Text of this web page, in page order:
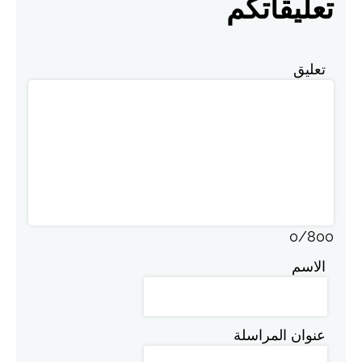
تعليقاتكم
تعليق
0/800
الاسم
عنوان المراسلة